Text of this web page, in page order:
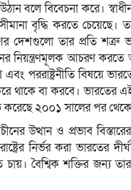
বলে বিবেচনা করে। স্বাধীন
বৃদ্ধি করতে চেয়েছে।
তার প্রতি শত্রু
আচরণ করতে
পররাষ্ট্রনীতি বিষয়ে
থাকে বা করবে। ভারতের এই
২০০১ সালের পর
উত্থান ও প্রভাব
নির্ভর করা ভারতের
বৈশ্বিক শক্তির জন্য